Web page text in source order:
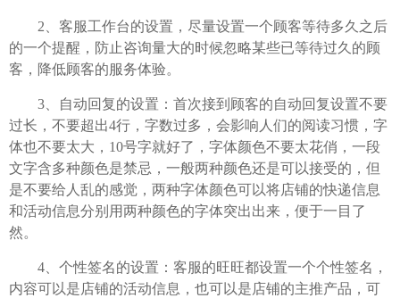
2、客服工作台的设置，尽量设置一个顾客等待多久之后
的一个提醒，防止咨询量大的时候忽略某些已等待过久的顾
客，降低顾客的服务体验。
3、自动回复的设置：首次接到顾客的自动回复设置不要
过长，不要超出4行，字数过多，会影响人们的阅读习惯，字
体也不要太大，10号字就好了，字体颜色不要太花俏，一段
文字含多种颜色是禁忌，一般两种颜色还是可以接受的，但
是不要给人乱的感觉，两种字体颜色可以将店铺的快递信息
和活动信息分别用两种颜色的字体突出出来，便于一目了
然。
4、个性签名的设置：客服的旺旺都设置一个个性签名，
内容可以是店铺的活动信息，也可以是店铺的主推产品，可